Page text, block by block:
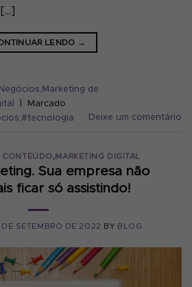
LENDO →
, Marketing de
Marcado
,#tecnologia Deixe um comentário
CONTEÚDO ,MARKETING DIGITAL
Sua empresa não
ficar só assistindo!
SETEMBRO DE 2022 BY BLOG